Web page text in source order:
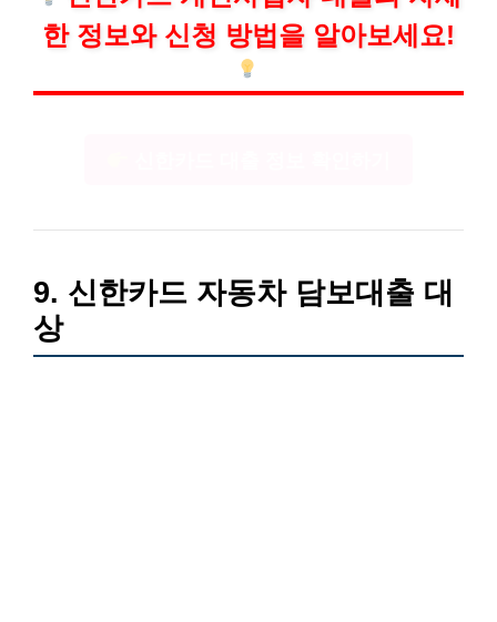
한 정보와 신청 방법을 알아보세요!
9. 신한카드 자동차 담보대출 대
상